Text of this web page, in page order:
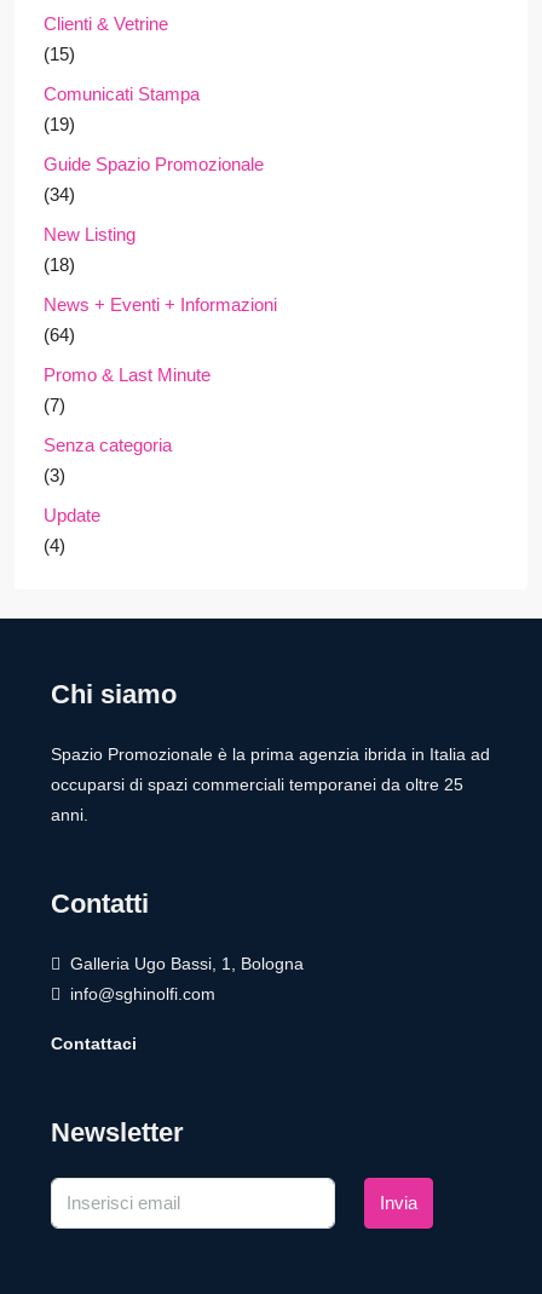
Clienti & Vetrine
(15)
Comunicati Stampa
(19)
Guide Spazio Promozionale
(34)
New Listing
(18)
News + Eventi + Informazioni
(64)
Promo & Last Minute
(7)
Senza categoria
(3)
Update
(4)
Chi siamo
Spazio Promozionale è la prima agenzia ibrida in Italia ad
occuparsi di spazi commerciali temporanei da oltre 25
anni.
Contatti
Galleria Ugo Bassi, 1, Bologna
info@sghinolfi.com
Contattaci
Newsletter
Invia